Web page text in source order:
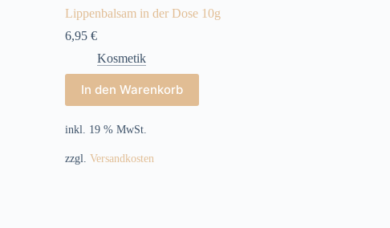
Lippenbalsam in der Dose 10g
6,95 €
Kosmetik
In den Warenkorb
inkl. 19 % MwSt.
zzgl. Versandkosten